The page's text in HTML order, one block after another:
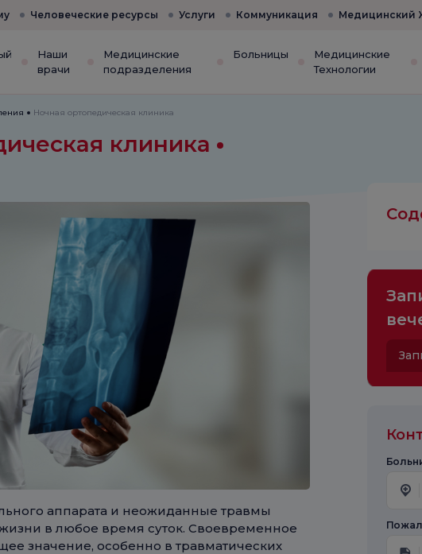
Человеческие ресурсы Услуги Коммуникация Медицинский
Наши
врачи
Медицинские
подразделения
Больницы
Медицинские
Технологии
Ночная ортопедическая клиника
клиника
аппарата и неожиданные травмы
жизни в любое время суток. Своевременное
значение, особенно в травматических